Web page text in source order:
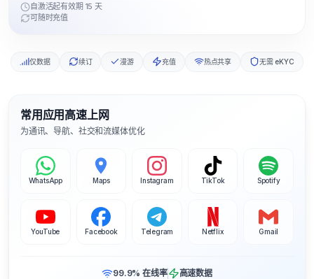
自激活起有效期 15 天
可随时充值
仅数据 续订 漫游 充值 热点共享 无需 eKYC
常用应用高速上网
为通讯、导航、社交和流媒体优化
WhatsApp Maps Instagram TikTok Spotify
YouTube Facebook Telegram Netflix Gmail
99.9% 在线率 高速数据